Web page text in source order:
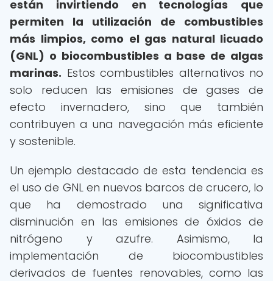
están invirtiendo en tecnologías que
permiten la utilización de combustibles
más limpios, como el gas natural licuado
(GNL) o biocombustibles a base de algas
marinas. Estos combustibles alternativos no
solo reducen las emisiones de gases de
efecto invernadero, sino que también
contribuyen a una navegación más eficiente
y sostenible.
Un ejemplo destacado de esta tendencia es
el uso de GNL en nuevos barcos de crucero, lo
que ha demostrado una significativa
disminución en las emisiones de óxidos de
nitrógeno y azufre. Asimismo, la
implementación de biocombustibles
derivados de fuentes renovables, como las